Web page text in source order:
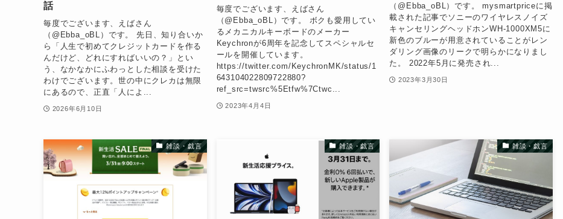
話
毎度でございます、えばさん
（@Ebba_oBL）です。 先日、知り合いか
ら「人生で初めてクレジットカードを作る
んだけど、どれにすればいいの？」とい
う、なかなかにふわっとした相談を受けた
わけでございます。世の中にクレカは無限
にあるので、正直「人によ...
2026年6月10日
毎度でございます、えばさん
（@Ebba_oBL）です。 ボクも愛用してい
るメカニカルキーボードのメーカー
Keychronが6周年を記念してスペシャルセ
ールを開催しています。
https://twitter.com/KeychronMK/status/1
643104022809722880?
ref_src=twsrc%5Etfw%7Ctwc...
2023年4月4日
（@Ebba_oBL）です。 mysmartpriceに掲
載された記事でソニーのワイヤレスノイズ
キャンセリングヘッドホンWH-1000XM5に
新色のブルーが用意されていることがレン
ダリング画像のリークで明らかになりまし
た。 2022年5月に発売され...
2023年3月30日
雑談・戯言 雑談・戯言 雑談・戯言